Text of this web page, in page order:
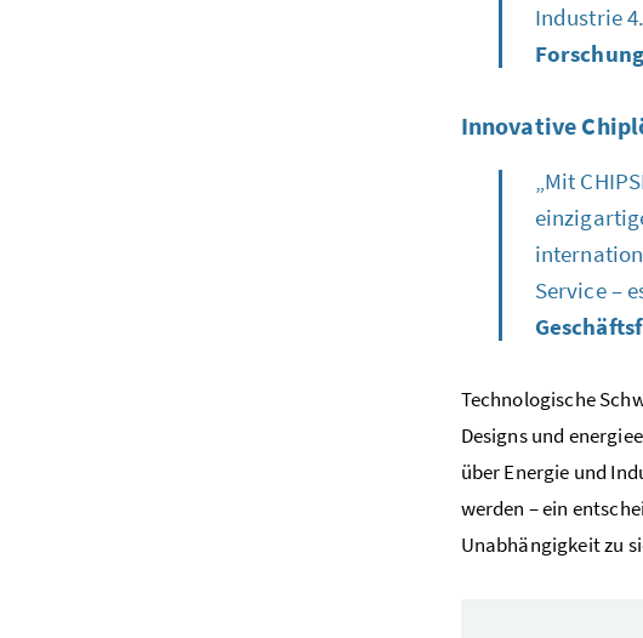
Industrie
Innovative
„Mit
Service–
Technologische
Designsund
über Energie und
werden – ein
Unabhängigkeit zu